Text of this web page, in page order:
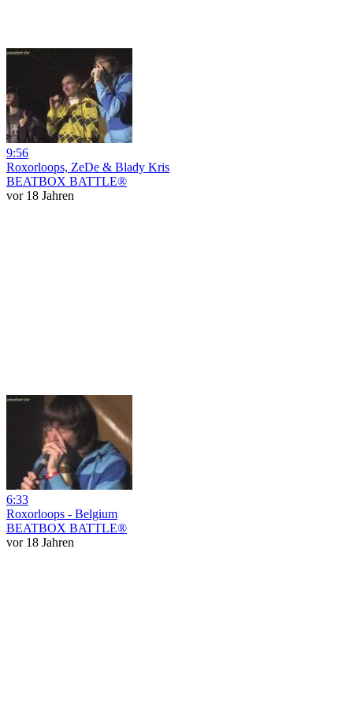
9:56
Roxorloops, ZeDe & Blady Kris
BEATBOX BATTLE®
vor 18 Jahren
6:33
Roxorloops - Belgium
BEATBOX BATTLE®
vor 18 Jahren